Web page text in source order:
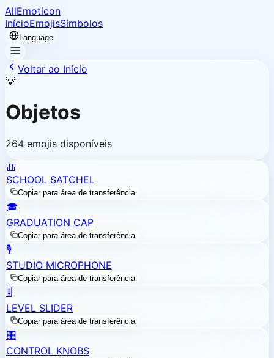
AllEmoticon
InícioEmojisSímbolos
Language
Voltar ao Início
💡
Objetos
264 emojis disponíveis
🎒
SCHOOL SATCHEL
Copiar para área de transferência
🎓
GRADUATION CAP
Copiar para área de transferência
🎙️
STUDIO MICROPHONE
Copiar para área de transferência
🎚️
LEVEL SLIDER
Copiar para área de transferência
🎛️
CONTROL KNOBS